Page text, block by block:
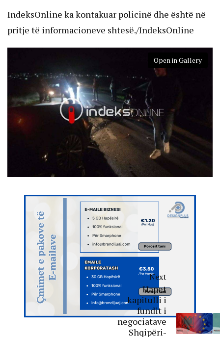
IndeksOnline ka kontakuar policinë dhe është në
pritje të informacioneve shtesë./IndeksOnline
Open in Gallery
Next
Hapet
kapitulli i
fundit i
negociatave
Shqipëri-